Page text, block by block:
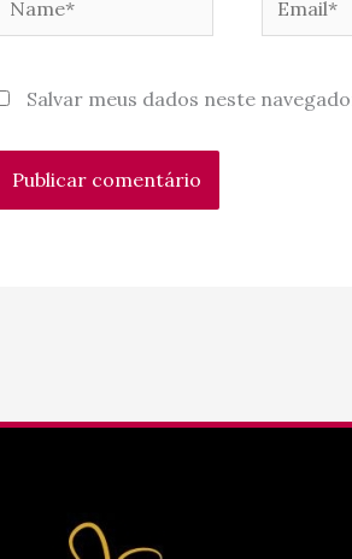
Salvar meus dados neste